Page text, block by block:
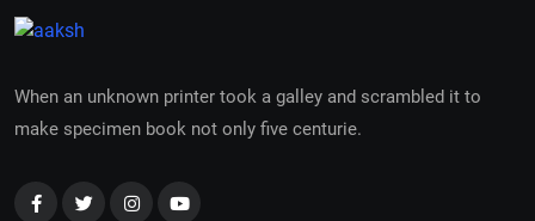
When an unknown printer took a galley and scrambled it to
make specimen book not only five centurie.